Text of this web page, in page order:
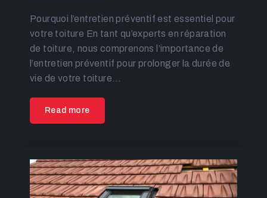
Pourquoi l’entretien préventif est essentiel pour
votre toiture En tant qu’experts en réparation
de toiture, nous comprenons l’importance de
l’entretien préventif pour prolonger la durée de
vie de votre toiture…
Read more